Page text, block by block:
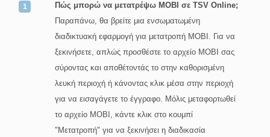
Πώς μπορώ να μετατρέψω MOBI σε TSV Online;
Παραπάνω, θα βρείτε μια ενσωματωμένη
διαδικτυακή εφαρμογή για μετατροπή MOBI. Για να
ξεκινήσετε, απλώς προσθέστε το αρχείο MOBI σας
σύροντας και αποθέτοντάς το στην καθορισμένη
λευκή περιοχή ή κάνοντας κλικ μέσα στην περιοχή
για να εισαγάγετε το έγγραφο. Μόλις μεταφορτωθεί
το αρχείο MOBI, κάντε κλικ στο κουμπί
"Μετατροπή" για να ξεκινήσει η διαδικασία